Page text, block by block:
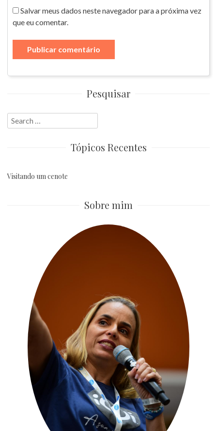
Salvar meus dados neste navegador para a próxima vez
que eu comentar.
Pesquisar
Search
for:
Tópicos Recentes
Visitando um cenote
Sobre mim